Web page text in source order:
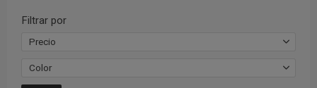
Filtrar por
Precio
Color